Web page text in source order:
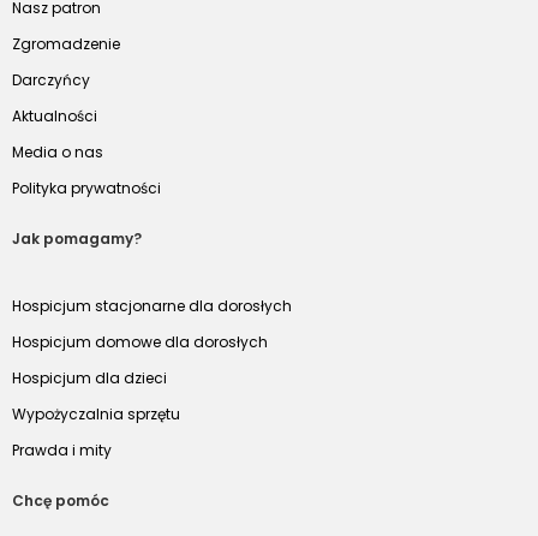
Nasz patron
Zgromadzenie
Darczyńcy
Aktualności
Media o nas
Polityka prywatności
Jak pomagamy?
Hospicjum stacjonarne dla dorosłych
Hospicjum domowe dla dorosłych
Hospicjum dla dzieci
Wypożyczalnia sprzętu
Prawda i mity
Chcę pomóc